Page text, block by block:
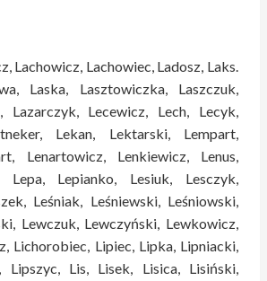
Lachowicz, Lachowiec, Ladosz, Laks.
Laska, Lasztowiczka, Laszczuk,
Lazarczyk, Lecewicz, Lech, Lecyk,
Lekan, Lektarski, Lempart,
Lenartowicz, Lenkiewicz, Lenus,
Lepa, Lepianko, Lesiuk, Lesczyk,
Leśniak, Leśniewski, Leśniowski,
Lewczuk, Lewczyński, Lewkowicz,
Lichorobiec, Lipiec, Lipka, Lipniacki,
Lipszyc, Lis, Lisek, Lisica, Lisiński,